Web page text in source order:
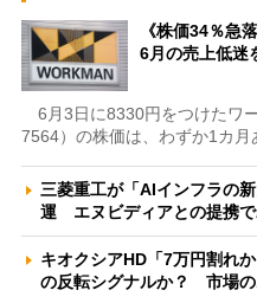
《株価34％急
6月の売上低迷
6月3日に8330円をつけたワ
7564）の株価は、わずか1カ月
三菱重工が「AIインフラの
運 エヌビディアとの提携
キオクシアHD「7万円割れ
の反転シグナルか？ 市場